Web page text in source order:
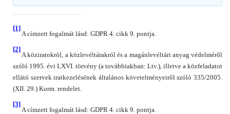
[1]
A címzett fogalmát lásd: GDPR 4. cikk 9. pontja.
[2]
A köziratokról, a közlevéltárakról és a magánlevéltári anyag védelméről
szóló 1995. évi LXVI. törvény (a továbbiakban: Ltv.), illetve a közfeladatot
ellátó szervek iratkezelésének általános követelményeiről szóló 335/2005.
(XII. 29.) Korm. rendelet.
[3]
A címzett fogalmát lásd: GDPR 4. cikk 9. pontja.